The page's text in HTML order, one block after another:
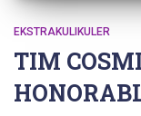
EKSTRAKULIKULER
TIM